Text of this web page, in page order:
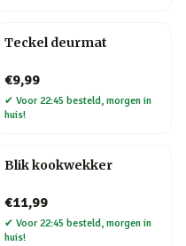
Teckel deurmat
€9,99
✔ Voor 22:45 besteld, morgen in
huis!
Blik kookwekker
€11,99
✔ Voor 22:45 besteld, morgen in
huis!